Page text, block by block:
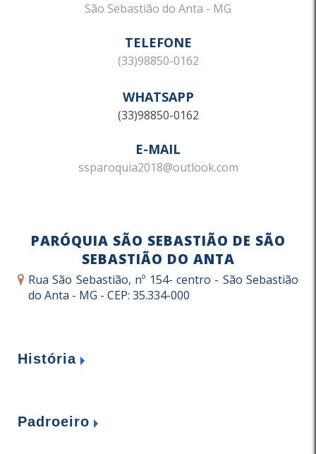
São Sebastião do Anta - MG
TELEFONE
(33)98850-0162
WHATSAPP
(33)98850-0162
E-MAIL
ssparoquia2018@outlook.com
PARÓQUIA SÃO SEBASTIÃO DE SÃO
SEBASTIÃO DO ANTA
Rua São Sebastião, nº 154- centro - São Sebastião
do Anta - MG - CEP: 35.334-000
História
Padroeiro